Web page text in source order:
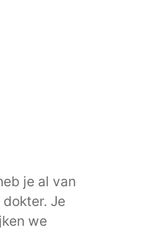
je al van
Je
we